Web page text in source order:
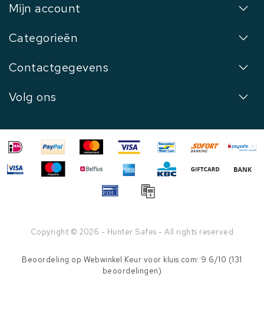
Mijn account
Categorieën
Contactgegevens
Volg ons
Copyright © 2026 - Hunter Safes - All rights reserved
Beoordeling op Webwinkel Keur voor kluis.com: 9.6/10 (131
beoordelingen)